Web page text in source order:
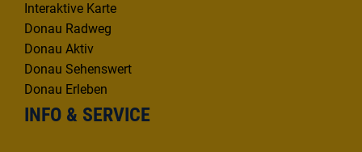
Interaktive Karte
Donau Radweg
Donau Aktiv
Donau Sehenswert
Donau Erleben
INFO & SERVICE